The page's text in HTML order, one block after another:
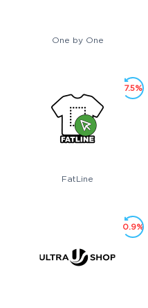
One by One
FatLine
7.5%
0.9%